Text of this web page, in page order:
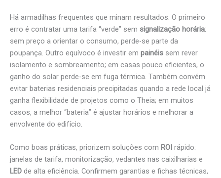
Há armadilhas frequentes que minam resultados. O primeiro
erro é contratar uma tarifa “verde” sem signalização horária:
sem preço a orientar o consumo, perde-se parte da
poupança. Outro equívoco é investir em painéis sem rever
isolamento e sombreamento; em casas pouco eficientes, o
ganho do solar perde-se em fuga térmica. Também convém
evitar baterias residenciais precipitadas quando a rede local já
ganha flexibilidade de projetos como o Theia; em muitos
casos, a melhor “bateria” é ajustar horários e melhorar a
envolvente do edifício.
Como boas práticas, priorizem soluções com ROI rápido:
janelas de tarifa, monitorização, vedantes nas caixilharias e
LED de alta eficiência. Confirmem garantias e fichas técnicas,